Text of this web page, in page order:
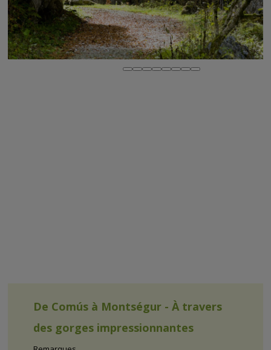
De Comús à Montségur - À travers
des gorges impressionnantes